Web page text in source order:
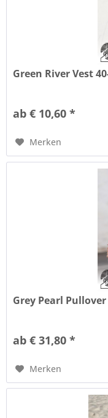
Green River Vest
ab € 10,60 *
Merken
Grey Pearl Pullover
ab € 31,80 *
Merken